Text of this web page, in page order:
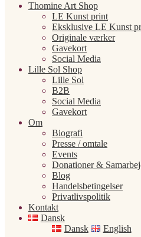
Thomine Art Shop
LE Kunst print
Eksklusive LE Kunst
Originale værker
Gavekort
Social Media
Lille Sol Shop
Lille Sol
B2B
Social Media
Gavekort
Om
Biografi
Presse / omtale
Events
Donationer &
Blog
Handelsbetingelser
Privatlivspolitik
Kontakt
Dansk
Dansk
English